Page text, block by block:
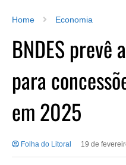
Home Economia
BNDES
para
em 2025
Folha do Litoral 19 de